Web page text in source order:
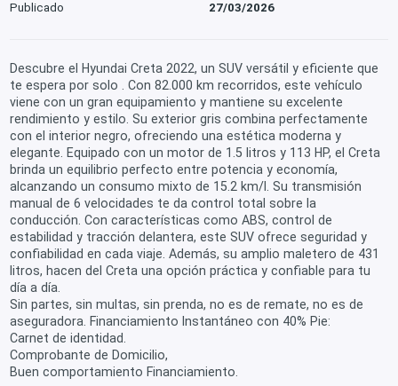
Publicado
27/03/2026
Descubre el Hyundai Creta 2022, un SUV versátil y eficiente que
te espera por solo . Con 82.000 km recorridos, este vehículo
viene con un gran equipamiento y mantiene su excelente
rendimiento y estilo. Su exterior gris combina perfectamente
con el interior negro, ofreciendo una estética moderna y
elegante. Equipado con un motor de 1.5 litros y 113 HP, el Creta
brinda un equilibrio perfecto entre potencia y economía,
alcanzando un consumo mixto de 15.2 km/l. Su transmisión
manual de 6 velocidades te da control total sobre la
conducción. Con características como ABS, control de
estabilidad y tracción delantera, este SUV ofrece seguridad y
confiabilidad en cada viaje. Además, su amplio maletero de 431
litros, hacen del Creta una opción práctica y confiable para tu
día a día.
Sin partes, sin multas, sin prenda, no es de remate, no es de
aseguradora. Financiamiento Instantáneo con 40% Pie:
Carnet de identidad.
Comprobante de Domicilio,
Buen comportamiento Financiamiento.